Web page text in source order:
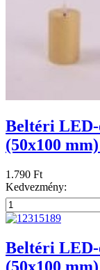
Beltéri LED-
(50x100 mm)
1.790 Ft
Kedvezmény:
Beltéri LED-